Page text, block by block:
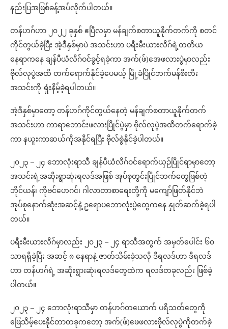
နည်းပြအဖြစ်ခန့်အပ်လိုက်ပါတယ်။
တန်ဟဂ်ဟာ ၂၀၂၂ ခုနှစ် ဧပြီလမှာ မန်ချက်စတာယူနိုက်တက်ကို စတင်
ကိုင်တွယ်ခဲ့ပြီး အဲ့ဒီနှစ်မှာပဲ အသင်းဟာ ပရီးမီးယားလိဂ်ရဲ့တတိယ
နေရာကနေ ချန်ပီယံလိဂ်ဝင်ခွင့်ရခဲ့ကာ အက်(ဖ်)အေဖလားပွဲမှာလည်း
ဗိုလ်လုပွဲအထိ တက်ရောက်နိုင်ခဲ့ပေမယ့် မြို့ခံပြိုင်ဘက်မန်စီးတီး
အသင်းကို ရှုံးနိမ့်ခဲ့ရပါတယ်။
အဲ့ဒီနှစ်မှာတော့ တန်ဟဂ်ကိုင်တွယ်နေတဲ့ မန်ချက်စတာယူနိုက်တက်
အသင်းဟာ ကာရာဘောင်းဖလားပြိုင်ပွဲမှာ ဗိုလ်လုပွဲအထိတက်ရောက်ခဲ့
ကာ နယူးကာဆယ်ကိုအနိုင်ရပြီး ဗိုလ်စွဲနိုင်ခဲ့ပါတယ်။
၂၀၂၃ – ၂၄ ဘောလုံးရာသီ ချန်ပီယံလိဂ်ဝင်ရောက်ယှဉ်ပြိုင်ရာမှာတော့
အသင်းရဲ့အဆိုးရွာဆုံးရလဒ်အဖြစ် အုပ်စုတွင်းပြိုင်ဘက်တွေဖြစ်တဲ့
ဘိုင်ယန်၊ ကိုဗင်ဟေဂင်၊ ဂါလာတာစာရေးတို့ကို မကျော်ဖြတ်နိုင်ဘဲ
အုပ်စုနောက်ဆုံးအဆင့်နဲ့ ဥရောပဘောလုံးပွဲတွေကနေ နှုတ်ဆက်ခဲ့ရပါ
တယ်။
ပရီးမီးယားလိဂ်မှာလည်း ၂၀၂၃ – ၂၄ ရာသီအတွက် အမှတ်ပေါင်း ၆၀
သာရရှိခဲ့ပြီး အဆင့် ၈ နေရာနဲ့ ဇာတ်သိမ်းခဲ့သလို ဒီရလဒ်ဟာ ဒီရလဒ်
ဟာ တန်ဟဂ်ရဲ့ အဆိုးရွားဆုံးရလဒ်တွေထဲက ရလဒ်တခုလည်း ဖြစ်ခဲ့
ပါတယ်။
၂၀၂၃ – ၂၄ ဘောလုံးရာသီမှာ တန်ဟဂ်တယောက် ပရိသတ်တွေကို
ဖြေသိမ့်ပေးနိုင်တာတခုကတော့ အက်(ဖ်)ဖေဖလားဗိုလ်လုပွဲကိုတက်ခဲ့